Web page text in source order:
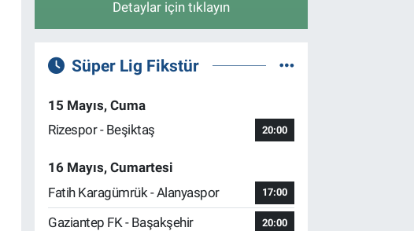
Detaylar için tıklayın
Süper Lig Fikstür
15 Mayıs, Cuma
Rizespor - Beşiktaş
20:00
16 Mayıs, Cumartesi
Fatih Karagümrük - Alanyaspor
17:00
Gaziantep FK - Başakşehir 20:00